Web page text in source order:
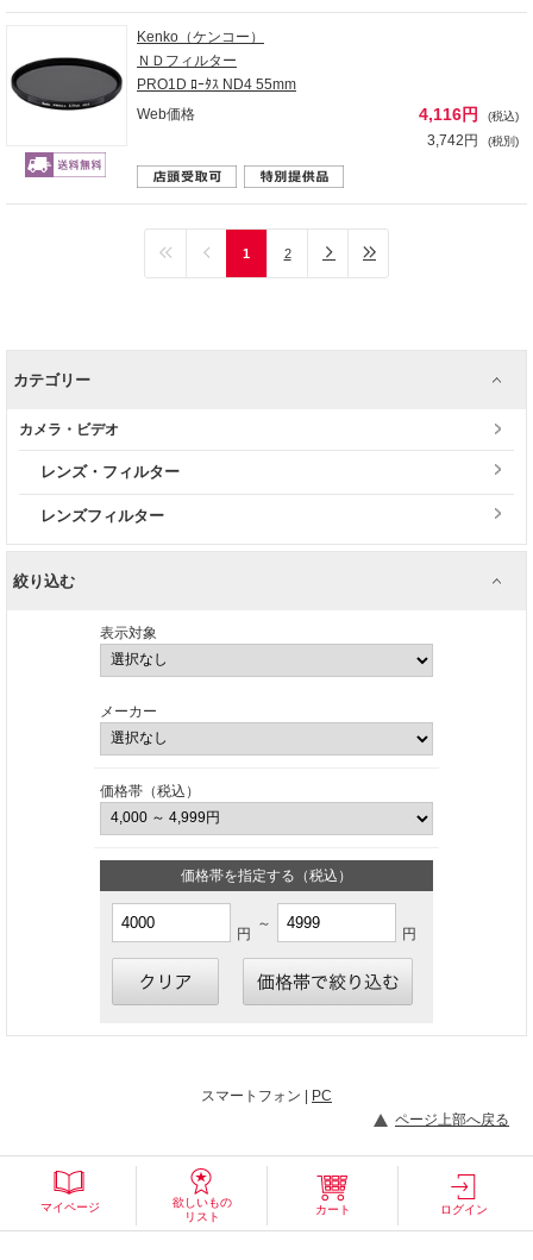
Kenko（ケンコー）
ＮＤフィルター
PRO1D ﾛｰﾀｽ ND4 55mm
Web価格
4,116円 (税込)
3,742円 (税別)
1 2
カテゴリー
カメラ・ビデオ
レンズ・フィルター
レンズフィルター
絞り込む
表示対象
メーカー
価格帯（税込）
価格帯を指定する（税込）
円
～
円
スマートフォン | PC
ページ上部へ戻る
マイページ
欲しいもの
リスト
カート ログイン